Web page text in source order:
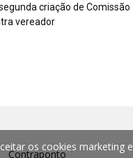
criação de Comissão
vereador
Contraponto
os cookies marketing e